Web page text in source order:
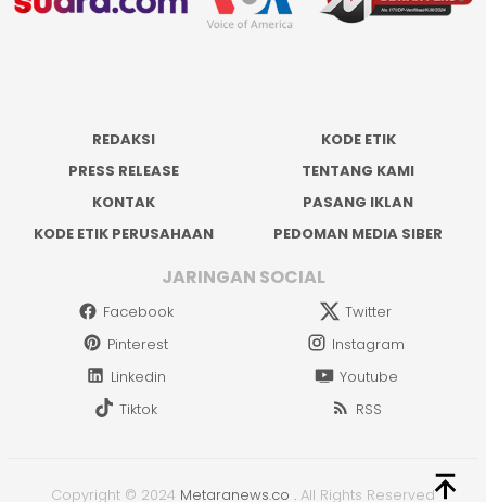
REDAKSI
KODE ETIK
PRESS RELEASE
TENTANG KAMI
KONTAK
PASANG IKLAN
KODE ETIK PERUSAHAAN
PEDOMAN MEDIA SIBER
JARINGAN SOCIAL
Facebook
Twitter
Pinterest
Instagram
Linkedin
Youtube
Tiktok
RSS
Copyright © 2024 Metaranews.co . All Rights Reserved